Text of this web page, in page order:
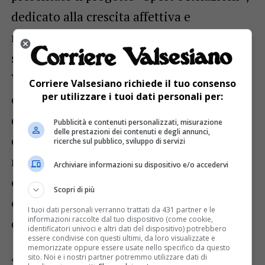
dedicato alla crescita affettiva e
relazionale di atleti, famiglie e volontari,
sostenuto da un service del Lions Club
Valsesia, realizzato per: “Promuovere la
consapevolezza dei sentimenti, il rispetto
di sé e dell’altro, la conoscenza del proprio
corpo e delle emozioni, favorendo una
maggiore autonomia personale e una
collaborazione più stretta tra associazione
e famiglie, con un impatto positivo sulla
qualità delle relazioni”.
A Milano e Cortina d’Ampezzo – oltre ad
Corriere Valsesiano richiede il tuo consenso
per utilizzare i tuoi dati personali per:
Pubblicità e contenuti personalizzati, misurazione
delle prestazioni dei contenuti e degli annunci,
ricerche sul pubblico, sviluppo di servizi
Archiviare informazioni su dispositivo e/o accedervi
Scopri di più
I tuoi dati personali verranno trattati da 431 partner e le
informazioni raccolte dal tuo dispositivo (come cookie,
identificatori univoci e altri dati del dispositivo) potrebbero
essere condivise con questi ultimi, da loro visualizzate e
memorizzate oppure essere usate nello specifico da questo
sito. Noi e i nostri partner potremmo utilizzare dati di